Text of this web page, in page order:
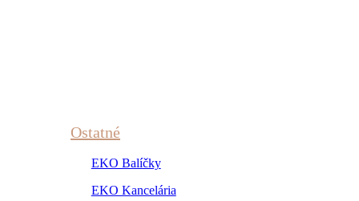
Ostatné
EKO Balíčky
EKO Kancelária